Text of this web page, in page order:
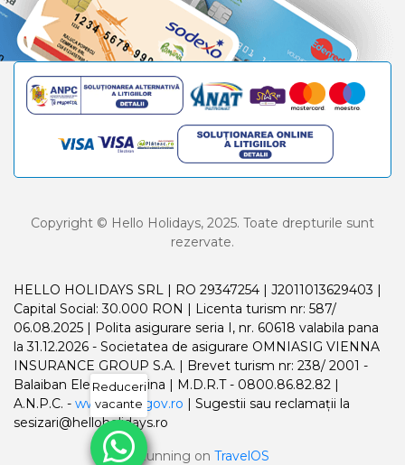
Copyright © Hello Holidays, 2025. Toate drepturile sunt
rezervate.
HELLO HOLIDAYS SRL | RO 29347254 | J2011013629403 |
Capital Social: 30.000 RON | Licenta turism nr: 587/
06.08.2025 | Polita asigurare seria I, nr. 60618 valabila pana
la 31.12.2026 - Societatea de asigurare OMNIASIG VIENNA
INSURANCE GROUP S.A. | Brevet turism nr: 238/ 2001 -
Balaiban Elena Madalina | M.D.R.T - 0800.86.82.82 |
A.N.P.C. - www.anpc.gov.ro | Sugestii sau reclamații la
sesizari@helloholidays.ro
Running on TravelOS
Reduceri
vacante